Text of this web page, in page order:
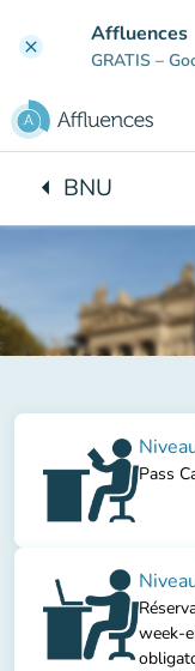
clear Affluences
GRATIS –
arrow_leftBack to:
BNU
Pass
week-